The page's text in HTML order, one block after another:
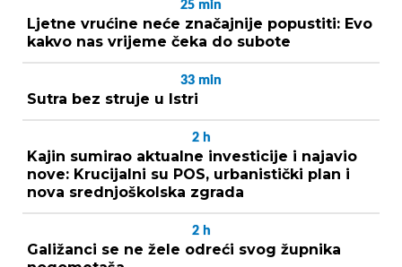
25 min
Ljetne vrućine neće značajnije popustiti: Evo
kakvo nas vrijeme čeka do subote
33 min
Sutra bez struje u Istri
2 h
Kajin sumirao aktualne investicije i najavio
nove: Krucijalni su POS, urbanistički plan i
nova srednjoškolska zgrada
2 h
Galižanci se ne žele odreći svog župnika